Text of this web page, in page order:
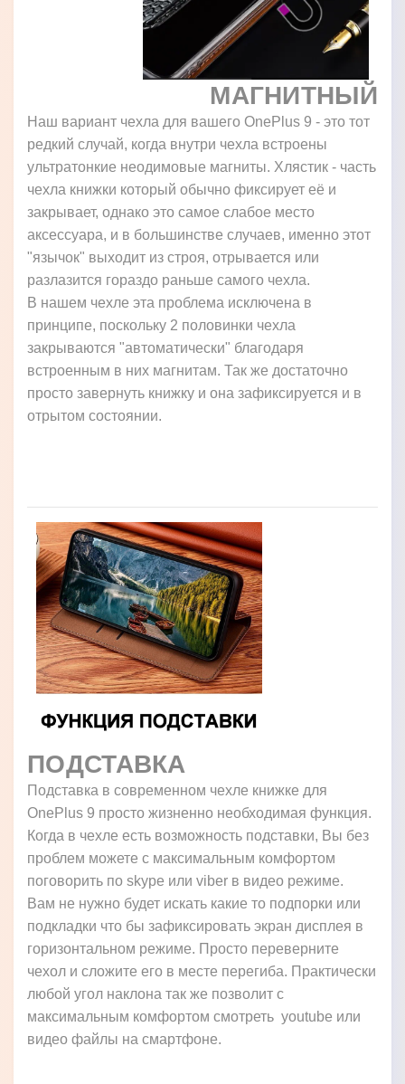
МАГНИТНЫЙ
Наш вариант чехла для вашего OnePlus 9 - это тот
редкий случай, когда внутри чехла встроены
ультратонкие неодимовые магниты. Хлястик - часть
чехла книжки который обычно фиксирует её и
закрывает, однако это самое слабое место
аксессуара, и в большинстве случаев, именно этот
"язычок" выходит из строя, отрывается или
разлазится гораздо раньше самого чехла.
В нашем чехле эта проблема исключена в
принципе, поскольку 2 половинки чехла
закрываются "автоматически" благодаря
встроенным в них магнитам. Так же достаточно
просто завернуть книжку и она зафиксируется и в
отрытом состоянии.
ПОДСТАВКА
Подставка в современном чехле книжке для
OnePlus 9 просто жизненно необходимая функция.
Когда в чехле есть возможность подставки, Вы без
проблем можете с максимальным комфортом
поговорить по skype или viber в видео режиме.
Вам не нужно будет искать какие то подпорки или
подкладки что бы зафиксировать экран дисплея в
горизонтальном режиме. Просто переверните
чехол и сложите его в месте перегиба. Практически
любой угол наклона так же позволит с
максимальным комфортом смотреть youtube или
видео файлы на смартфоне.